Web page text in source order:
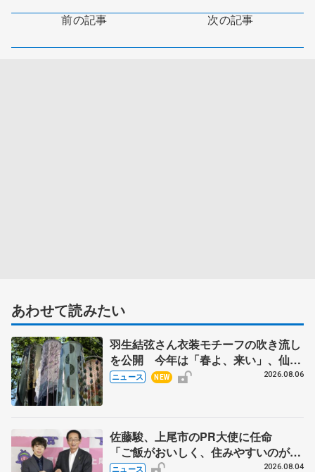
前の記事 次の記事
あわせて読みたい
羽生結弦さん衣装モチーフの吹き流し
を公開 今年は「春よ、来い」、仙台
の瑞鳳殿
ニュース NEW 2026.08.06
佐藤駿、上尾市のPR大使に任命
「ご飯がおいしく、住みやすいのが魅
力」
ニュース 2026.08.04